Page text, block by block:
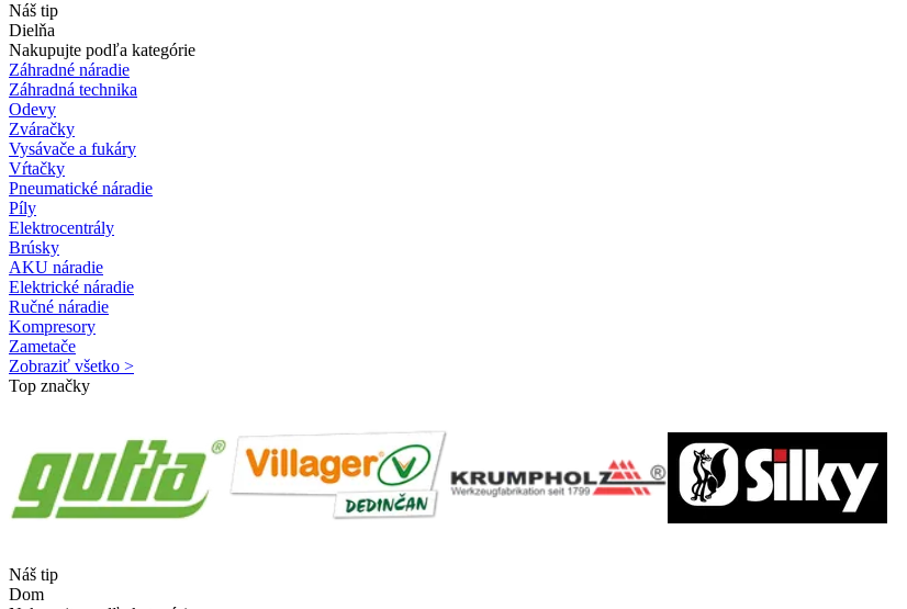
Náš tip
Dielňa
Nakupujte podľa kategórie
Záhradné náradie
Záhradná technika
Odevy
Zváračky
Vysávače a fukáry
Vŕtačky
Pneumatické náradie
Píly
Elektrocentrály
Brúsky
AKU náradie
Elektrické náradie
Ručné náradie
Kompresory
Zametače
Zobraziť všetko >
Top značky
Náš tip
Dom